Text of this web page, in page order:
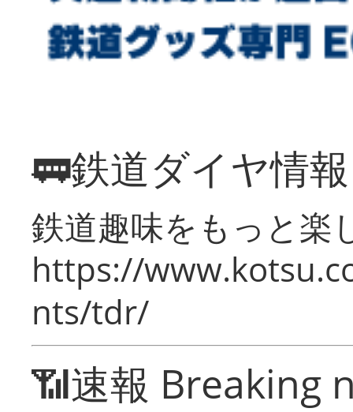
🚃鉄道ダイヤ情
鉄道趣味をもっと楽
https://
nts/tdr/
📶速報 Breaking